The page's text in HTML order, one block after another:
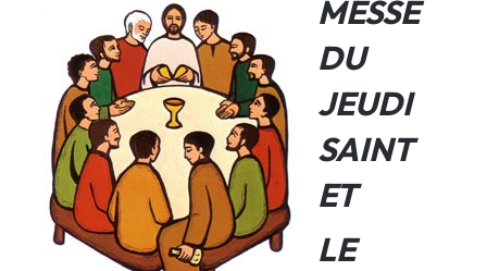
MESSE
DU
JEUDI
SAINT
ET
LE